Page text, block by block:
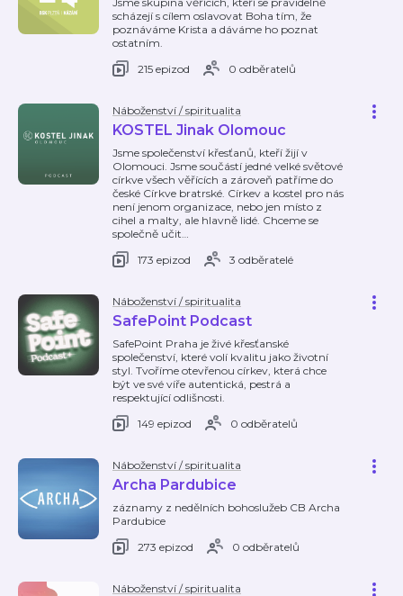
scházejí s cílem oslavovat Boha tím, že
poznáváme Krista a dáváme ho poznat
ostatním.
215 epizod
0 odběratelů
Náboženství / spiritualita
KOSTEL Jinak Olomouc
Jsme společenství křesťanů, kteří žijí v
Olomouci. Jsme součástí jedné velké světové
církve všech věřících a zároveň patříme do
české Církve bratrské. Církev a kostel pro nás
není jenom organizace, nebo jen místo z
cihel a malty, ale hlavně lidé. Chceme se
společně učit…
173 epizod
3 odběratelé
Náboženství / spiritualita
SafePoint Podcast
SafePoint Praha je živé křesťanské
společenství, které volí kvalitu jako životní
styl. Tvoříme otevřenou církev, která chce
být ve své víře autentická, pestrá a
respektující odlišnosti.
149 epizod
0 odběratelů
Náboženství / spiritualita
Archa Pardubice
záznamy z nedělních bohoslužeb CB Archa
Pardubice
273 epizod
0 odběratelů
Náboženství / spiritualita